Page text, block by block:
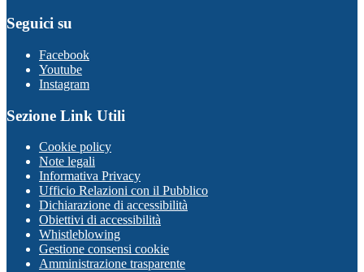
Seguici su
Facebook
Youtube
Instagram
Sezione Link Utili
Cookie policy
Note legali
Informativa Privacy
Ufficio Relazioni con il Pubblico
Dichiarazione di accessibilità
Obiettivi di accessibilità
Whistleblowing
Gestione consensi cookie
Amministrazione trasparente